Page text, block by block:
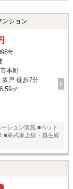
ンション
年
本町
戸 徒歩7分
㎡
ション実施 ■ペット
■東武東上線・越生線